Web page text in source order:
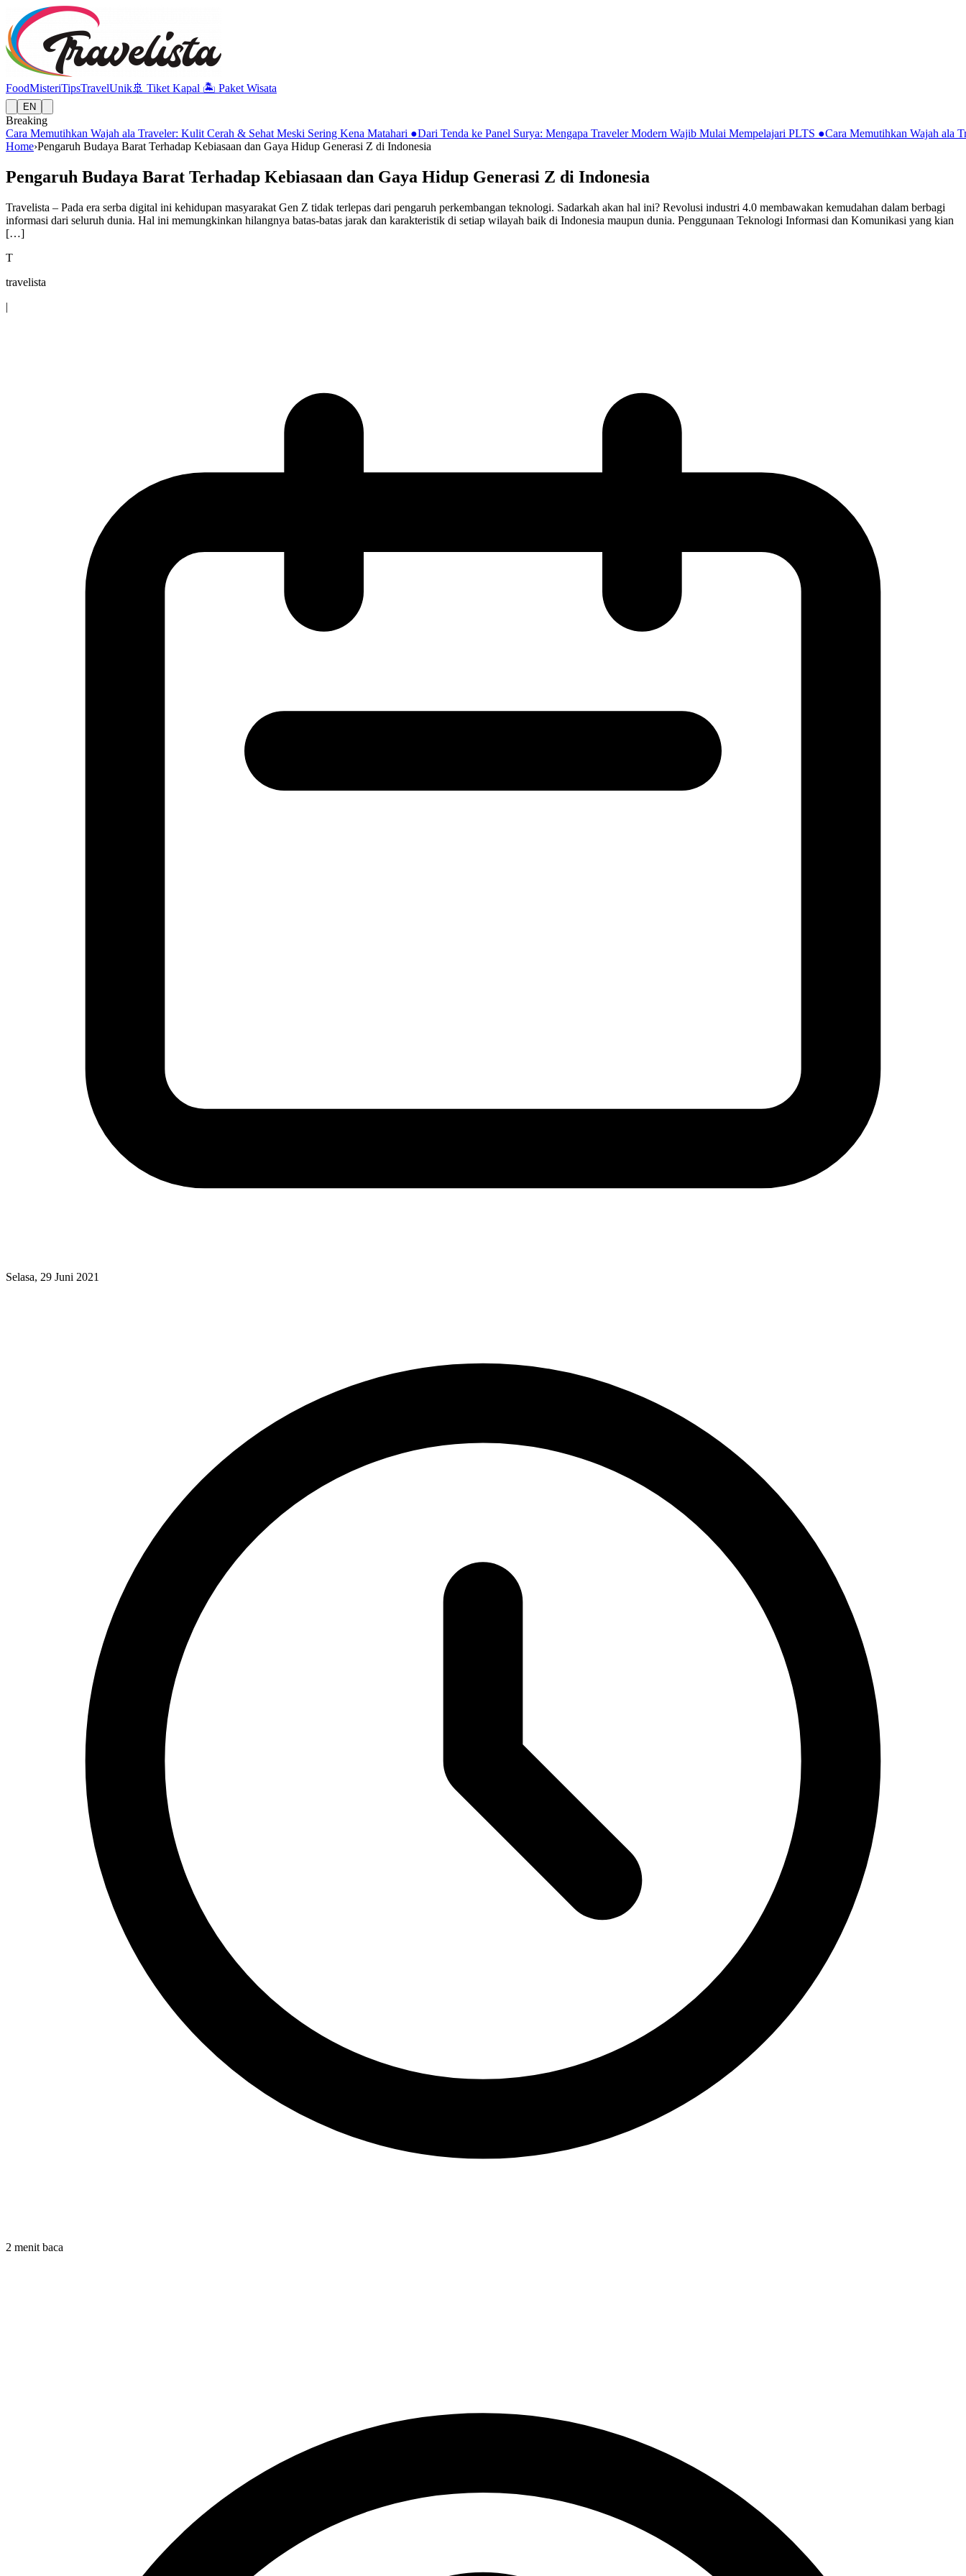
FoodMisteriTipsTravelUnik🚢 Tiket Kapal 🏝️ Paket Wisata
EN
Breaking
Cara Memutihkan Wajah ala Traveler: Kulit Cerah & Sehat Meski Sering Kena Matahari ●Dari Tenda ke Panel Surya: Mengapa Traveler Modern Wajib Mulai Mempelajari PLTS ●Cara Memutihkan Wajah ala
Home›Pengaruh Budaya Barat Terhadap Kebiasaan dan Gaya Hidup Generasi Z di Indonesia
Pengaruh Budaya Barat Terhadap Kebiasaan dan Gaya Hidup Generasi Z di Indonesia
Travelista – Pada era serba digital ini kehidupan masyarakat Gen Z tidak terlepas dari pengaruh perkembangan teknologi. Sadarkah akan hal ini? Revolusi industri 4.0 membawakan kemudahan dalam berbagi
informasi dari seluruh dunia. Hal ini memungkinkan hilangnya batas-batas jarak dan karakteristik di setiap wilayah baik di Indonesia maupun dunia. Penggunaan Teknologi Informasi dan Komunikasi yang kian
[…]
T
travelista
|
Selasa, 29 Juni 2021
2 menit baca